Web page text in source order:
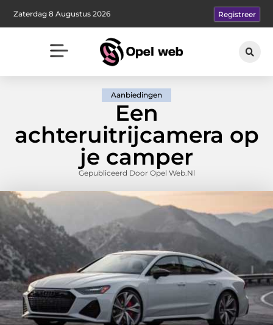
Zaterdag 8 Augustus 2026 Registreer
Aanbiedingen
Een
achteruitrijcamera op
je camper
Gepubliceerd Door Opel Web.nl